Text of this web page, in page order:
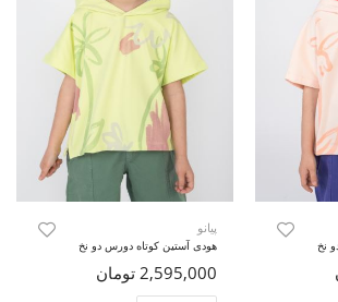
نخ
پیانو
هودی آستین کوتاه دورس دو نخ
2,595,000 تومان